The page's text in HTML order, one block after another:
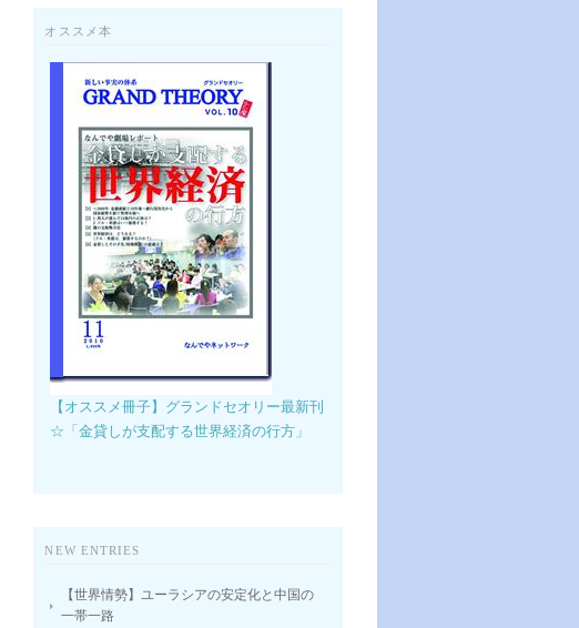
オススメ本
【オススメ冊子】グランドセオリー最新刊
☆「金貸しが支配する世界経済の行方」
NEW ENTRIES
【世界情勢】ユーラシアの安定化と中国の
一帯一路